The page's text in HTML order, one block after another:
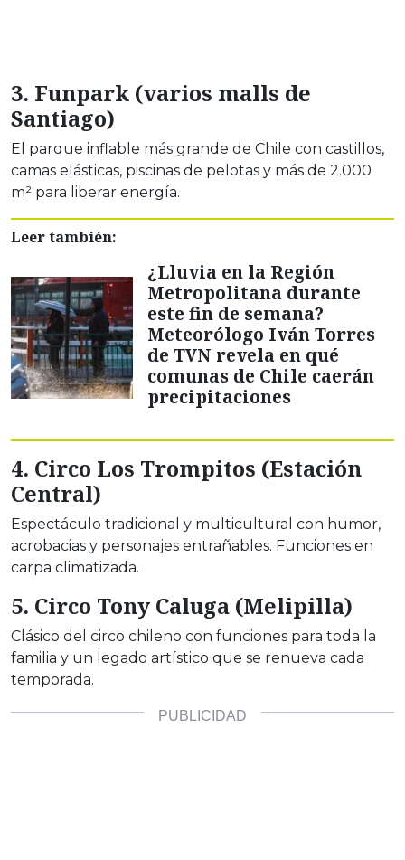
3. Funpark (varios malls de
Santiago)
El parque inflable más grande de Chile con castillos,
camas elásticas, piscinas de pelotas y más de 2.000
m² para liberar energía.
Leer también:
¿Lluvia en la Región
Metropolitana durante
este fin de semana?
Meteorólogo Iván Torres
de TVN revela en qué
comunas de Chile caerán
precipitaciones
4. Circo Los Trompitos (Estación
Central)
Espectáculo tradicional y multicultural con humor,
acrobacias y personajes entrañables. Funciones en
carpa climatizada.
5. Circo Tony Caluga (Melipilla)
Clásico del circo chileno con funciones para toda la
familia y un legado artístico que se renueva cada
temporada.